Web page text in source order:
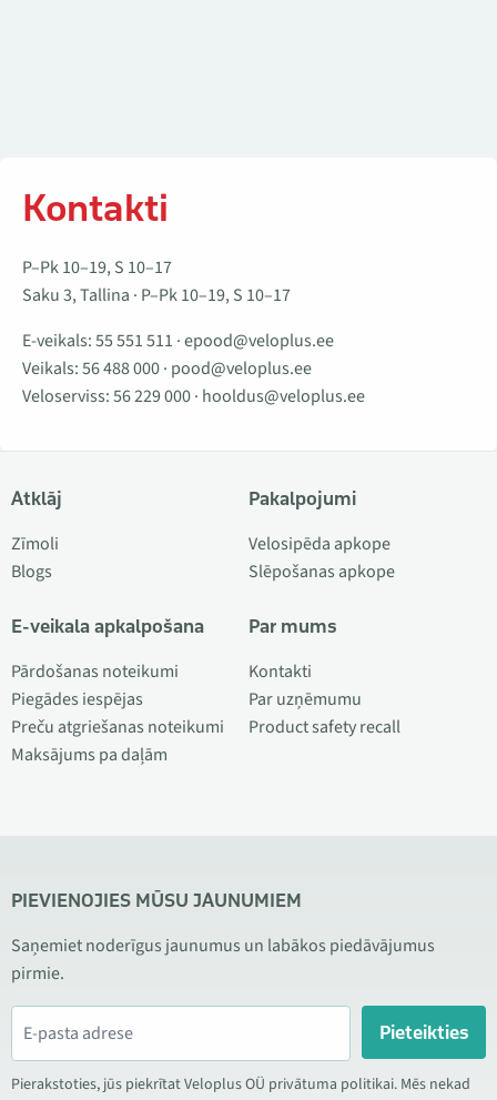
Kontakti
P–Pk 10–19, S 10–17
Saku 3, Tallina · P–Pk 10–19, S 10–17
E-veikals:55 551 511 ·epood@veloplus.ee
Veikals:56 488 000· pood@veloplus.ee
Veloserviss:56 229 000· hooldus@veloplus.ee
Atklāj
Zīmoli
Blogs
E-veikala apkalpošana
Pārdošanas noteikumi
Piegādes iespējas
Preču atgriešanas noteikumi
Maksājums pa daļām
Pakalpojumi
Velosipēda apkope
Slēpošanas apkope
Par mums
Kontakti
Par uzņēmumu
Product safety recall
PIEVIENOJIES MŪSU JAUNUMIEM
Saņemiet noderīgus jaunumus un labākos piedāvājumus
pirmie.
Pieteikties
Pierakstoties, jūs piekrītat Veloplus OÜ privātuma politikai. Mēs nekad